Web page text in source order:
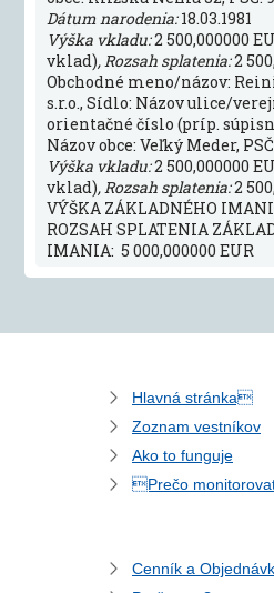
Dátum narodenia:18.03.1981
Výška vkladu:2 500,000000
vklad), Rozsah splatenia:2
Obchodné meno/názov:
s.r.o., Sídlo: Názov ulice/
orientačné číslo (príp.
Názov obce: Veľký Meder,
Výška vkladu:2 500,000000
vklad), Rozsah splatenia:2
VÝŠKA ZÁKLADNÉHO
ROZSAH SPLATENIA
IMANIA: 5 000,000000 EUR
Hlavná stránka
Zoznam vestníkov
Ako to funguje
Prečo
Cenník a